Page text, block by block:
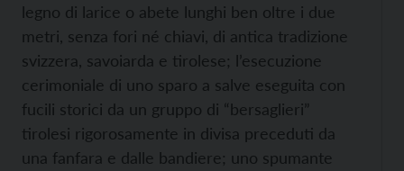
legno di larice o abete lunghi ben oltre i due
metri, senza fori né chiavi, di antica tradizione
svizzera, savoiarda e tirolese; l’esecuzione
cerimoniale di uno sparo a salve eseguita con
fucili storici da un gruppo di “bersaglieri”
tirolesi rigorosamente in divisa preceduti da
una fanfara e dalle bandiere; uno spumante